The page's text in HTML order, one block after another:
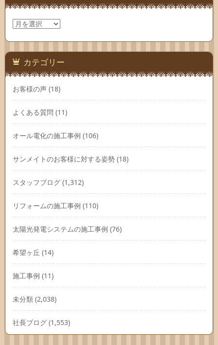
ア
ー
カ
ブ カテゴリー
お客様の声 (18)
よくある質問 (11)
オール電化の施工事例 (106)
サンメイトのお客様に対する姿勢 (18)
スタッフブログ (1,312)
リフォームの施工事例 (110)
太陽光発電システムの施工事例 (76)
希望ヶ丘 (14)
施工事例 (11)
未分類 (2,038)
社長ブログ (1,553)